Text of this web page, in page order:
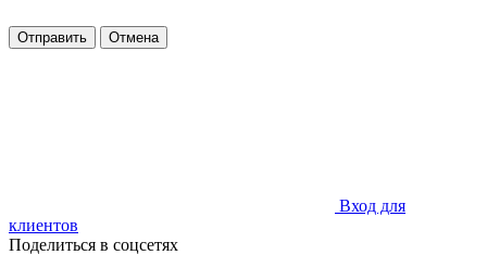
Отправить Отмена
Вход для
клиентов
Поделиться в соцсетях